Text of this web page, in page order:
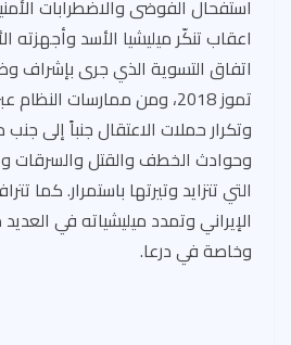
استفحال الفوضى والاضطرابات
اعقاب تنكّر ميليشيا الأسد وأجهزته
اتفاق التسوية الذي جرى بإشراف
تموز 2018، ومن ممارسات
وتكرار حملات الاعتقال جنباً إلى
وحوادث الخطف والقتل والسرقات
التي تتزايد وتيرتها باستمرار. كما
الإيراني وتمدد ميليشياته في
وخاصة في درعا.